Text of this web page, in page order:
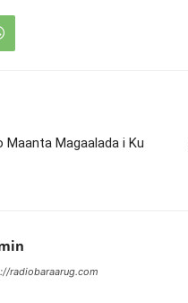
Maanta Magaalada i Ku
radiobaraarug.com